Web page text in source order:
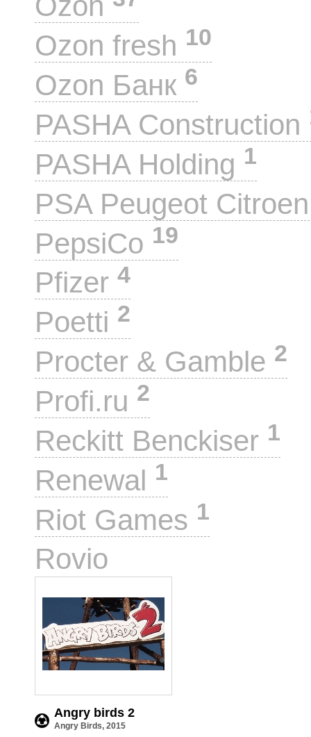
Ozon fresh 10
Ozon Банк 6
PASHA Construction
PASHA Holding 1
PSA Peugeot
PepsiCo 19
Pfizer 4
Poetti 2
Procter & Gamble 2
Profi.ru 2
Reckitt Benckiser 1
Renewal 1
Riot Games 1
Rovio
Angry birds 2
Angry Birds, 2015